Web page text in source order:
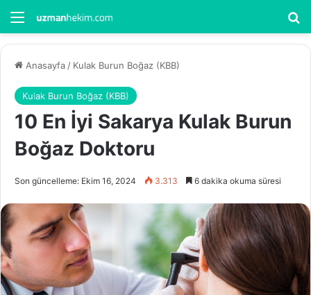
Menü
Anasayfa / Kulak Burun Boğaz (KBB)
Kulak Burun Boğaz (KBB)
10 En İyi Sakarya Kulak Burun
Boğaz Doktoru
Son güncelleme: Ekim 16, 2024 3.313 6 dakika okuma süresi